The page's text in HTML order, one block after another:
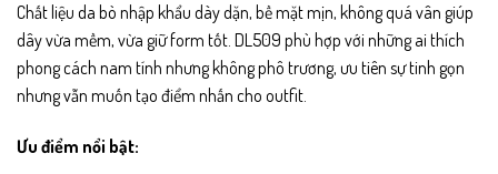
Chất liệu da bò nhập khẩu dày dặn, bề mặt mịn, không quá vân giúp
dây vừa mềm, vừa giữ form tốt. DL509 phù hợp với những ai thích
phong cách nam tính nhưng không phô trương, ưu tiên sự tinh gọn
nhưng vẫn muốn tạo điểm nhấn cho outfit.
Ưu điểm nổi bật: